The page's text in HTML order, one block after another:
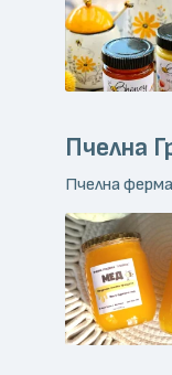
Пчелна
Пчелна ферма